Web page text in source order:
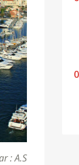
: A.S